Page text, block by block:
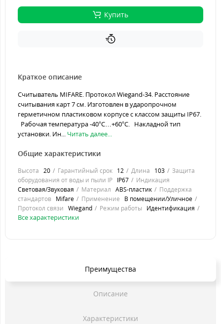
Купить
Краткое описание
Считыватель MIFARE. Протокол Wiegand-34. Расстояние
считывания карт 7 см. Изготовлен в ударопрочном
герметичном пластиковом корпусе с классом защиты IP67.
Рабочая температура -40°С…+60°С. Накладной тип
установки. Ин... Читать далее...
Общие характеристики
Высота 20 Гарантийный срок 12 Длина 103
Защита
оборудования от воды и пыли IP IP67
Индикация
Световая/Звуковая
Материал ABS-пластик
Поддержка
стандартов Mifare Применение
В помещении/Уличное
Протокол связи Wiegand Режим работы Идентификация
Все характеристики
Преимущества
Описание
Характеристики